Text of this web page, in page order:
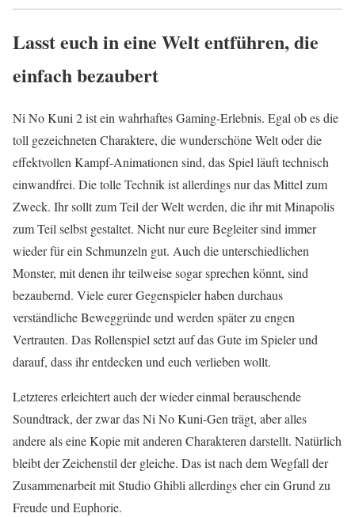
Lasst euch in eine Welt entführen, die
einfach bezaubert
Ni No Kuni 2 ist ein wahrhaftes Gaming-Erlebnis. Egal ob es die
toll gezeichneten Charaktere, die wunderschöne Welt oder die
effektvollen Kampf-Animationen sind, das Spiel läuft technisch
einwandfrei. Die tolle Technik ist allerdings nur das Mittel zum
Zweck. Ihr sollt zum Teil der Welt werden, die ihr mit Minapolis
zum Teil selbst gestaltet. Nicht nur eure Begleiter sind immer
wieder für ein Schmunzeln gut. Auch die unterschiedlichen
Monster, mit denen ihr teilweise sogar sprechen könnt, sind
bezaubernd. Viele eurer Gegenspieler haben durchaus
verständliche Beweggründe und werden später zu engen
Vertrauten. Das Rollenspiel setzt auf das Gute im Spieler und
darauf, dass ihr entdecken und euch verlieben wollt.
Letzteres erleichtert auch der wieder einmal berauschende
Soundtrack, der zwar das Ni No Kuni-Gen trägt, aber alles
andere als eine Kopie mit anderen Charakteren darstellt. Natürlich
bleibt der Zeichenstil der gleiche. Das ist nach dem Wegfall der
Zusammenarbeit mit Studio Ghibli allerdings eher ein Grund zu
Freude und Euphorie.